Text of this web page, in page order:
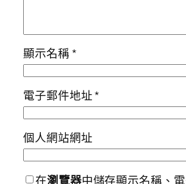
顯示名稱*
電子郵件地址*
個人網站網址
在瀏覽器中儲存顯示名稱、